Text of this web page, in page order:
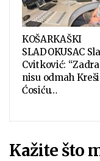
KOŠARKAŠKI
SLADOKUSAC
Cvitković:
nisu odmah
Ćosiću…
Kažite što